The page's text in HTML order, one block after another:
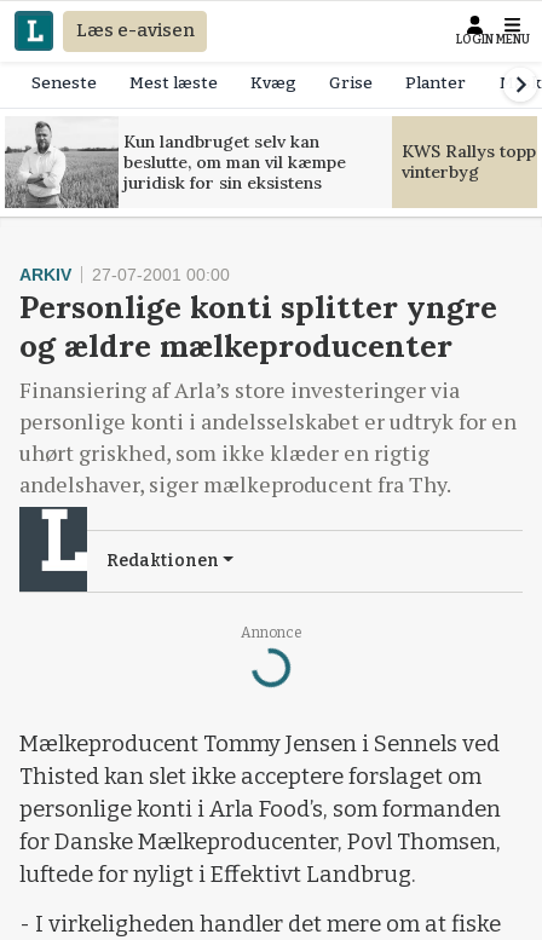
Læs e-avisen LOGIN MENU
Seneste Mest læste Kvæg Grise Planter
Kun landbruget selv kan
beslutte, om man vil kæmpe
juridisk for sin eksistens
KWS Rallys
vinterbyg
Annonce
Loading...
ARKIV 27-07-2001 00:00
Personlige konti splitter yngre
og ældre mælkeproducenter
Finansiering af Arla’s store investeringer via
personlige konti i andelsselskabet er udtryk for en
uhørt griskhed, som ikke klæder en rigtig
andelshaver, siger mælkeproducent fra Thy.
Redaktionen
Mælkeproducent Tommy Jensen i Sennels ved
Thisted kan slet ikke acceptere forslaget om
personlige konti i Arla Food’s, som formanden
for Danske Mælkeproducenter, Povl Thomsen,
luftede for nyligt i Effektivt Landbrug.
- I virkeligheden handler det mere om at fiske